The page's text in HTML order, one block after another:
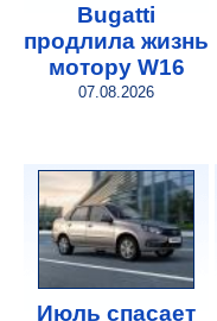
Bugatti
продлила жизнь
мотору W16
07.08.2026
Июль спасает